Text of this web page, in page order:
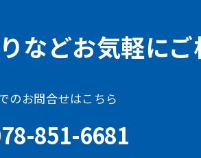
などお気軽に
のお問合せはこちら
851-6681